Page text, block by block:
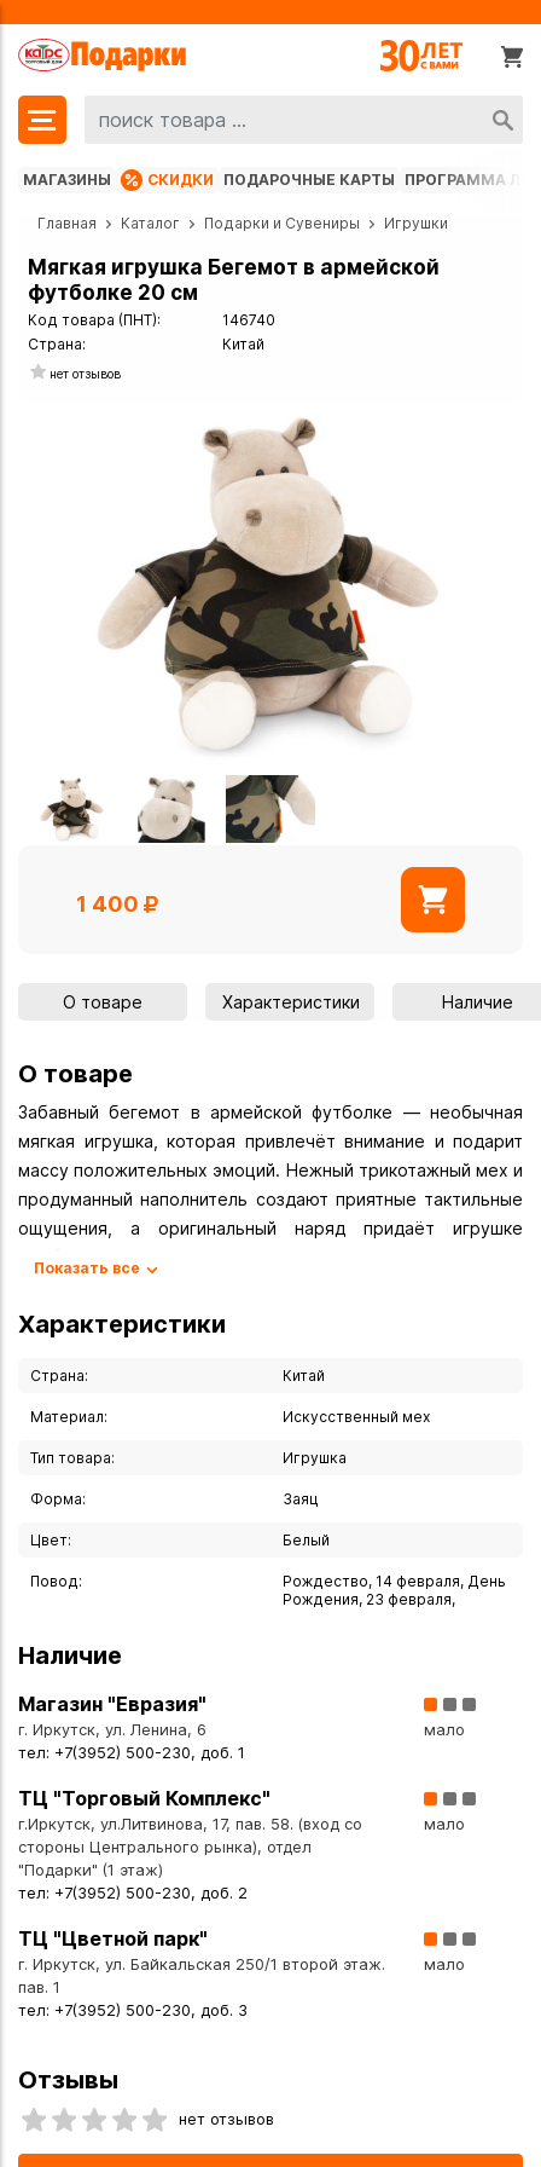
МАГАЗИНЫ СКИДКИ ПОДАРОЧНЫЕ КАРТЫ ПРОГРАММА
Главная Каталог Подарки и Сувениры Игрушки
Мягкая игрушка Бегемот в армейской
футболке 20 см
Код товара (ПНТ):
146740
Страна:
Китай
нет отзывов
1 400
О товаре Характеристики Наличие
О товаре
Забавный бегемот в армейской футболке — необычная
мягкая игрушка, которая привлечёт внимание и подарит
массу положительных эмоций. Нежный трикотажный мех и
продуманный наполнитель создают приятные тактильные
ощущения, а оригинальный наряд придаёт игрушке
особый шарм. Компактные размеры позволяют всегда
поездку. Благодаря безопасным материалам и
несложному уходу игрушка станет надёжным спутником
для ребёнка.
игрушка для объятий и игр; в качестве оригинального
подарка на день рождения, Новый год или другой
праздник; для коллекционеров мягких игрушек с
элемент для детской комнаты или игровой зоны; для тех,
кто ищет необычный и запоминающийся подарок для
Основные характеристики:
- Размер: 20см.
- Материал верха: искусственный трикотажный мех
(мягкий, приятный на ощупь, гипоаллергенный).
сохраняет форму).
- Наполнитель: полиэфирное волокно (обеспечивает
объём и мягкость); полипропиленовые гранулы
(добавляют тактильную выразительность, помогают
- Возрастная категория: для детей от 3 лет
(соответствует требованиям безопасности детских
товаров).
оригинальный дизайн: бегемот в стильной армейской
аккуратная проработка деталей (мордочка, лапки, ушки);
безопасные пластиковые глаза;
Показать все
Характеристики
Страна: Китай
Материал: Искусственный мех
Тип товара: Игрушка
Форма: Заяц
Цвет: Белый
Повод:
Рождество, 14 февраля, День
Рождения, 23 февраля,
Наличие
Магазин "Евразия"
г. Иркутск, ул. Ленина, 6
тел: +7(3952) 500-230, доб. 1
мало
ТЦ "Торговый Комплекс"
г.Иркутск, ул.Литвинова, 17, пав. 58. (вход со
стороны Центрального рынка), отдел
"Подарки" (1 этаж)
тел: +7(3952) 500-230, доб. 2
мало
ТЦ "Цветной парк"
г. Иркутск, ул. Байкальская 250/1 второй этаж.
пав. 1
тел: +7(3952) 500-230, доб. 3
мало
Отзывы
нет отзывов